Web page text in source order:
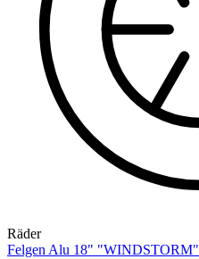
Räder
Felgen Alu 18" "WINDSTORM"